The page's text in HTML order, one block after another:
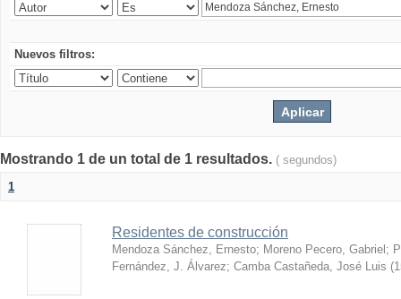
Nuevos filtros:
Mostrando 1 de un total de 1 resultados. ( segundos)
1
Residentes de construcción
Mendoza Sánchez, Ernesto; Moreno Pecero, Gabriel ;
Fernández, J. Álvarez; Camba Castañeda, José Luis (